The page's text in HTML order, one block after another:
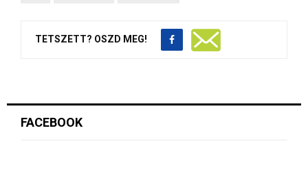
TETSZETT? OSZD MEG!
FACEBOOK